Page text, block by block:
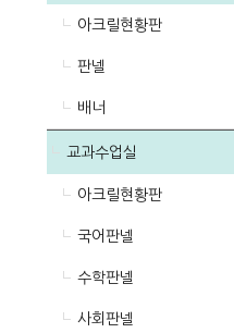
아크릴현황판
판넬
배너
교과수업실
아크릴현황판
국어판넬
수학판넬
사회판넬